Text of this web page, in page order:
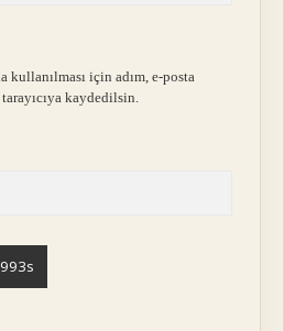
kullanılması için adım, e-posta
kaydedilsin.